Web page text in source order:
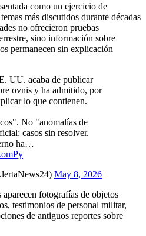
como un ejercicio de
más discutidos durante décadas
no ofrecieron pruebas
sino información sobre
permanecen sin explicación
UU. acaba de publicar
ovnis y ha admitido, por
lo que contienen.
No "anomalías de
casos sin resolver.
ha…
May 8, 2026
fotografías de objetos
testimonios de personal militar,
de antiguos reportes sobre